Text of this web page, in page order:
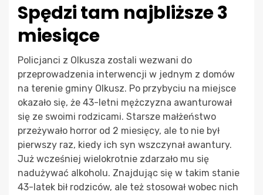
Spędzi tam najbliższe 3
miesiące
Policjanci z Olkusza zostali wezwani do
przeprowadzenia interwencji w jednym z domów
na terenie gminy Olkusz. Po przybyciu na miejsce
okazało się, że 43-letni mężczyzna awanturował
się ze swoimi rodzicami. Starsze małżeństwo
przeżywało horror od 2 miesięcy, ale to nie był
pierwszy raz, kiedy ich syn wszczynał awantury.
Już wcześniej wielokrotnie zdarzało mu się
nadużywać alkoholu. Znajdując się w takim stanie
43-latek bił rodziców, ale też stosował wobec nich